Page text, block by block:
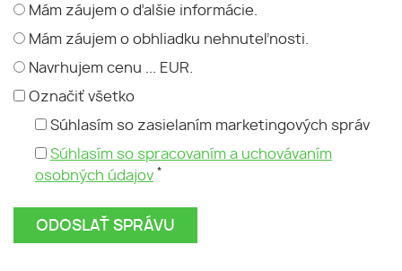
Mám záujem o ďalšie informácie.
Mám záujem o obhliadku nehnuteľnosti.
Navrhujem cenu ... EUR.
Označiť všetko
Súhlasím so zasielaním marketingových správ
Súhlasím so spracovaním a uchovávaním
osobných údajov *